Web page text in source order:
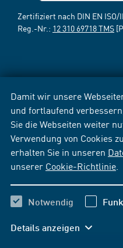
Damit wir unsere
und fortlaufend
Sie die Webseiten weiter
Verwendung von Cookies
erhalten Sie in unseren
unserer Cookie-Richtlinie
Notwendig
Details anzeigen
Zertifiziert nach DIN EN ISO/
Reg.-Nr.: 12 310 69718 TMS